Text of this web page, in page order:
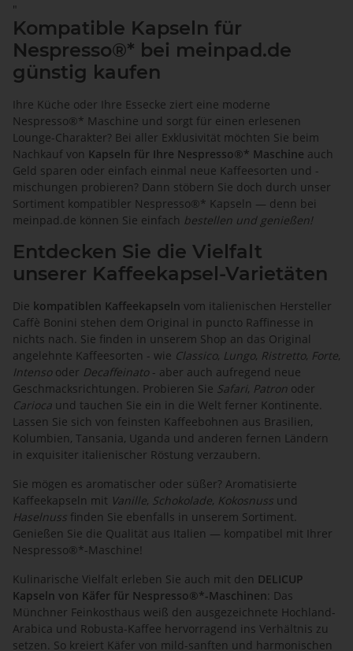
"
Kompatible Kapseln für
Nespresso®* bei meinpad.de
günstig kaufen
Ihre Küche oder Ihre Essecke ziert eine moderne
Nespresso®* Maschine und sorgt für einen erlesenen
Lounge-Charakter? Bei aller Exklusivität möchten Sie beim
Nachkauf von Kapseln für Ihre Nespresso®* Maschine auch
Geld sparen oder einfach einmal neue Kaffeesorten und -
mischungen probieren? Dann stöbern Sie doch durch unser
Sortiment kompatibler Nespresso®* Kapseln — denn bei
meinpad.de können Sie einfach bestellen und genießen!
Entdecken Sie die Vielfalt
unserer Kaffeekapsel-Varietäten
Die kompatiblen Kaffeekapseln vom italienischen Hersteller
Caffè Bonini stehen dem Original in puncto Raffinesse in
nichts nach. Sie finden in unserem Shop an das Original
angelehnte Kaffeesorten - wie Classico, Lungo, Ristretto, Forte,
Intenso oder Decaffeinato - aber auch aufregend neue
Geschmacksrichtungen. Probieren Sie Safari, Patron oder
Carioca und tauchen Sie ein in die Welt ferner Kontinente.
Lassen Sie sich von feinsten Kaffeebohnen aus Brasilien,
Kolumbien, Tansania, Uganda und anderen fernen Ländern
in exquisiter italienischer Röstung verzaubern.
Sie mögen es aromatischer oder süßer? Aromatisierte
Kaffeekapseln mit Vanille, Schokolade, Kokosnuss und
Haselnuss finden Sie ebenfalls in unserem Sortiment.
Genießen Sie die Qualität aus Italien — kompatibel mit Ihrer
Nespresso®*-Maschine!
Kulinarische Vielfalt erleben Sie auch mit den DELICUP
Kapseln von Käfer für Nespresso®*-Maschinen: Das
Münchner Feinkosthaus weiß den ausgezeichnete Hochland-
Arabica und Robusta-Kaffee hervorragend ins Verhältnis zu
setzen. So kreiert Käfer von mild-sanften und harmonischen